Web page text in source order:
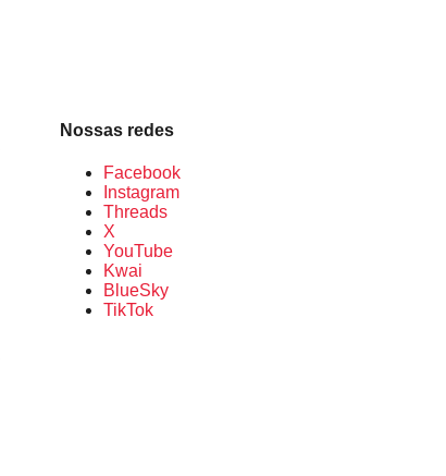
Nossas redes
Facebook
Instagram
Threads
X
YouTube
Kwai
BlueSky
TikTok